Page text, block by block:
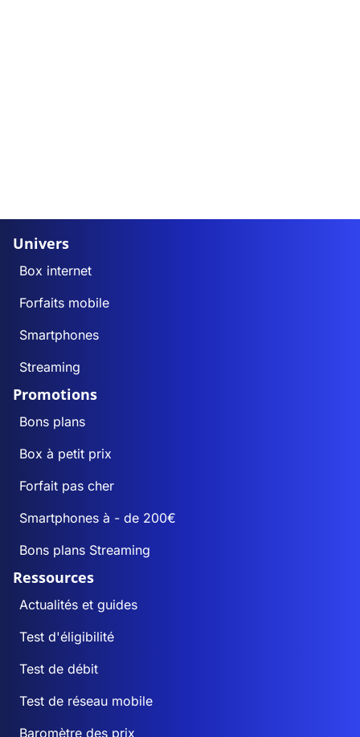
Univers
Box internet
Forfaits mobile
Smartphones
Streaming
Promotions
Bons plans
Box à petit prix
Forfait pas cher
Smartphones à - de 200€
Bons plans Streaming
Ressources
Actualités et guides
Test d'éligibilité
Test de débit
Test de réseau mobile
Baromètre des prix